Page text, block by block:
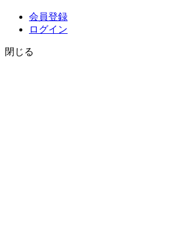
会員登録
ログイン
閉じる